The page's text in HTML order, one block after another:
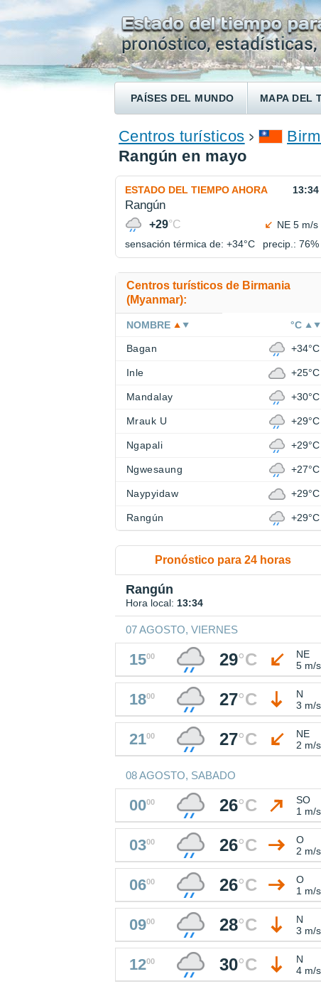
PAÍSES DEL MUNDO MAPA DEL
ENCONTRAR UN HOTEL
Centros turísticos
Rangún en mayo
ESTADO DEL TIEMPO AHORA 13:34
Rangún
+29°C
NE 5 m/s
sensación térmica de: +34°C precip.: 76%
Centros turísticos de Birmania
(Myanmar):
NOMBRE °C
Bagan +34°C
Inle +25°C
Mandalay +30°C
Mrauk U +29°C
Ngapali +29°C
Ngwesaung +27°C
Naypyidaw +29°C
Rangún +29°C
Pronóstico para 24 horas
Rangún
Hora local: 13:34
07 AGOSTO, VIERNES
1500 29°C
NE
5 m/s
1800 27°C
N
3 m/s
2100 27°C
NE
2 m/s
08 AGOSTO, SABADO
0000 26°C
SO
1 m/s
0300 26°C
O
2 m/s
0600 26°C
O
1 m/s
0900 28°C
N
3 m/s
1200 30°C
N
4 m/s